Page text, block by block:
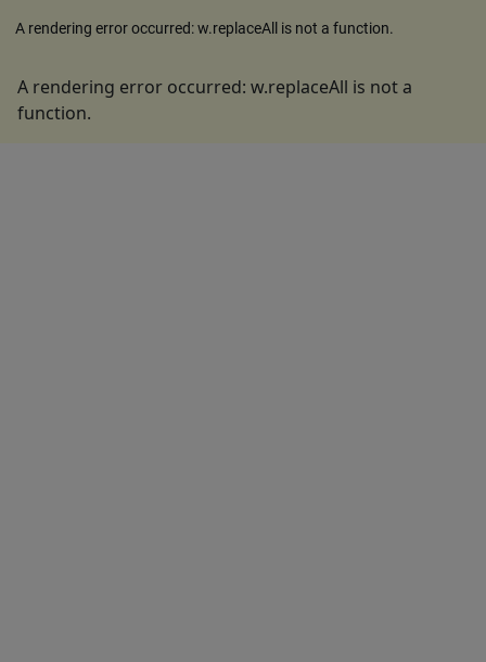
A rendering error occurred:w.replaceAll is not a function.
A rendering error occurred: w.replaceAll is not a
function.